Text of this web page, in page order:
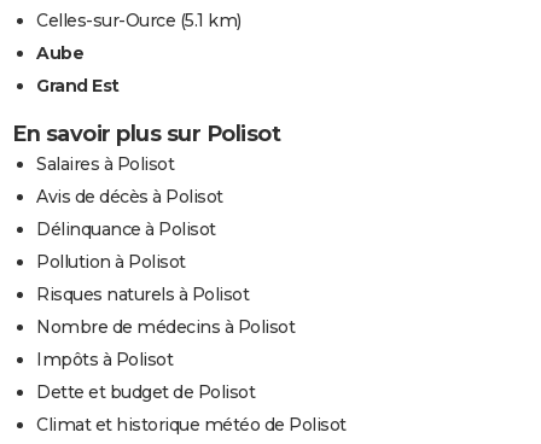
Celles-sur-Ource (5.1 km)
Aube
Grand Est
En savoir plus sur Polisot
Salaires à Polisot
Avis de décès à Polisot
Délinquance à Polisot
Pollution à Polisot
Risques naturels à Polisot
Nombre de médecins à Polisot
Impôts à Polisot
Dette et budget de Polisot
Climat et historique météo de Polisot